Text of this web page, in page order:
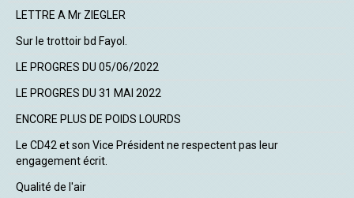
LETTRE A Mr ZIEGLER
Sur le trottoir bd Fayol.
LE PROGRES DU 05/06/2022
LE PROGRES DU 31 MAI 2022
ENCORE PLUS DE POIDS LOURDS
Le CD42 et son Vice Président ne respectent pas leur
engagement écrit.
Qualité de l'air